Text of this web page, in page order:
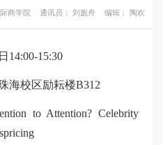
商学院 通讯员： 刘旎舟 编辑： 陶欢
14:00-15:30
海校区励耘楼B312
to Attention? Celebrity